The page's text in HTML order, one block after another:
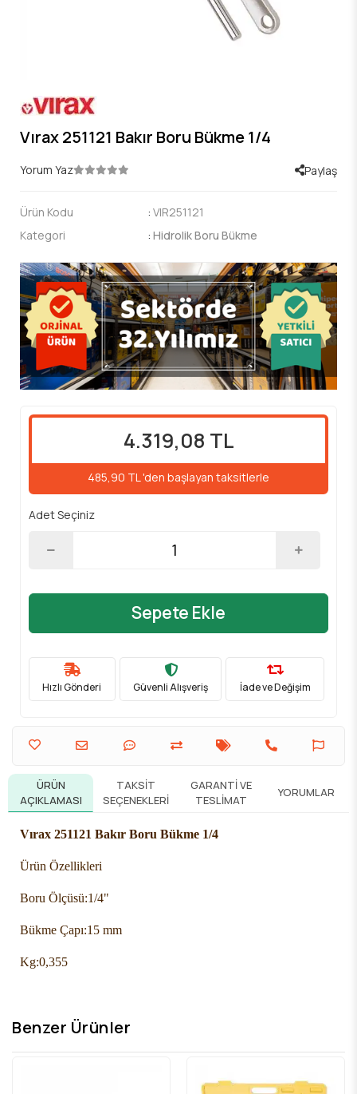
Vırax 251121 Bakır Boru Bükme 1/4
Yorum Yaz Paylaş
Ürün Kodu : VIR251121
Kategori
: Hidrolik Boru Bükme
4.319,08 TL
485,90 TL 'den başlayan taksitlerle
Adet Seçiniz
Sepete Ekle
Hızlı Gönderi Güvenli Alışveriş İade ve Değişim
ÜRÜN
AÇIKLAMASI
TAKSIT
SEÇENEKLERI
GARANTI VE
TESLIMAT
YORUMLAR
Vırax 251121 Bakır Boru Bükme 1/4
Ürün Özellikleri
Boru Ölçüsü:1/4"
Bükme Çapı:15 mm
Kg:0,355
Benzer Ürünler